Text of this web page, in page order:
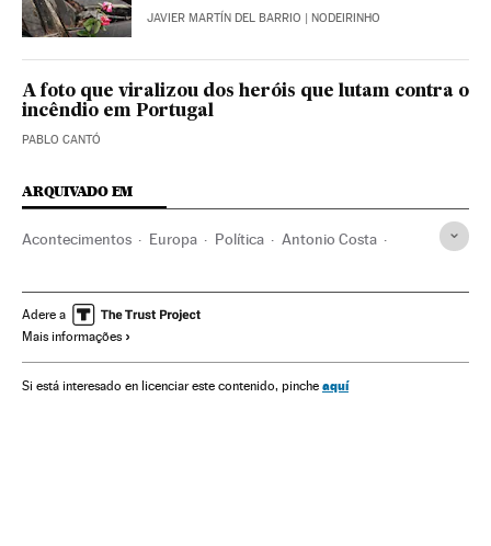
JAVIER MARTÍN DEL BARRIO | NODEIRINHO
A foto que viralizou dos heróis que lutam contra o
incêndio em Portugal
PABLO CANTÓ
ARQUIVADO EM
Acontecimentos Europa Política Antonio Costa
Incêndios florestais Incêndios
Europa Ocidental
Adere a
Mais informações
Si está interesado en licenciar este contenido, pinche aquí